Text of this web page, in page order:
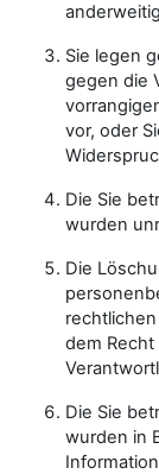
Sie legen
gegen die
vor, oder
Die Sie
wurden
Die
dem
Die Sie
wurden in